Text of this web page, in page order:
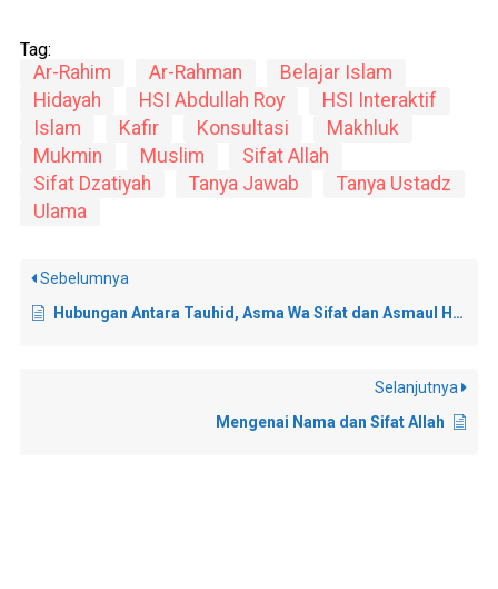
Tag:
Ar-Rahim Ar-Rahman
Belajar Islam
Hidayah
HSI Abdullah Roy
HSI Interaktif
Islam
Kafir Konsultasi
Makhluk
Mukmin
Muslim
Sifat Allah
Sifat Dzatiyah
Tanya Jawab
Tanya Ustadz
Ulama
Sebelumnya
Hubungan Antara Tauhid, Asma Wa Sifat dan Asmaul Husna?
Selanjutnya
Mengenai Nama dan Sifat Allah